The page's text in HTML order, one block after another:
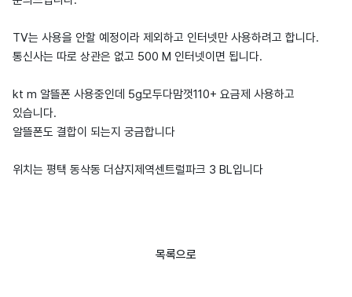
TV는 사용을 안할 예정이라 제외하고 인터넷만 사용하려고 합니다.
통신사는 따로 상관은 없고 500 M 인터넷이면 됩니다.
kt m 알뜰폰 사용중인데 5g모두다맘껏110+ 요금제 사용하고
있습니다.
알뜰폰도 결합이 되는지 궁금합니다
위치는 평택 동삭동 더샵지제역센트럴파크 3 BL입니다
목록으로